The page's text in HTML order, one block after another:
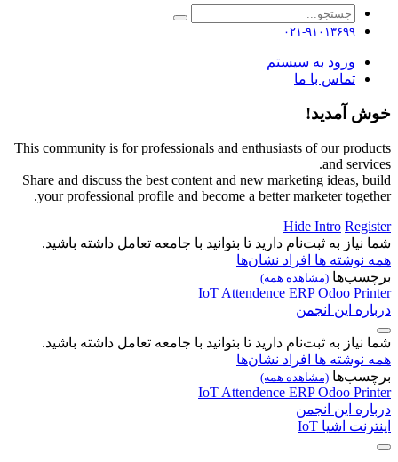
۰۲۱-۹۱۰۱۳۶۹۹
ورود به سیستم
تماس با ما
خوش آمدید!
This community is for professionals and enthusiasts of our products
and services.
Share and discuss the best content and new marketing ideas, build
your professional profile and become a better marketer together.
Hide Intro Register
شما نیاز به ثبت‌نام دارید تا بتوانید با جامعه تعامل داشته باشید.
همه نوشته ها افراد نشان‌ها
برچسب‌ها (مشاهده همه)
IoT Attendence ERPOdoo Printer
درباره این انجمن
شما نیاز به ثبت‌نام دارید تا بتوانید با جامعه تعامل داشته باشید.
همه نوشته ها افراد نشان‌ها
برچسب‌ها (مشاهده همه)
IoT Attendence ERPOdoo Printer
درباره این انجمن
اینترنت اشیا IoT